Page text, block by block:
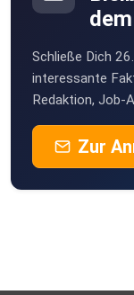
Schließe Dich
interessante
Redaktion, Job-
Zur